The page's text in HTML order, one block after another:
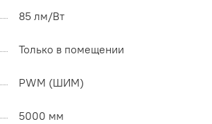
85 лм/Вт
Только в помещении
PWM (ШИМ)
5000 мм